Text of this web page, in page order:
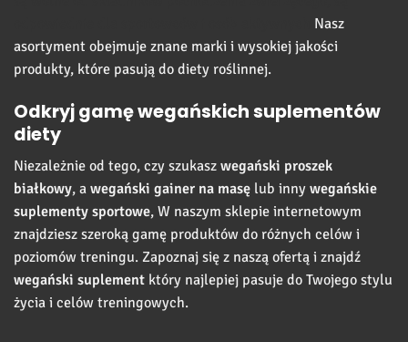
Nasz
asortyment obejmuje znane marki i wysokiej jakości
produkty, które pasują do diety roślinnej.
Odkryj gamę wegańskich suplementów
diety
Niezależnie od tego, czy szukasz wegański proszek
białkowy, a wegański gainer na masę lub inny wegańskie
suplementy sportowe, W naszym sklepie internetowym
znajdziesz szeroką gamę produktów do różnych celów i
poziomów treningu. Zapoznaj się z naszą ofertą i znajdź
wegański suplement który najlepiej pasuje do Twojego stylu
życia i celów treningowych.